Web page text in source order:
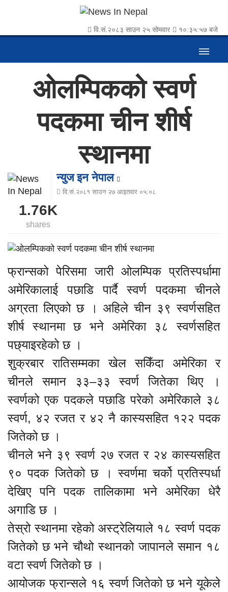
वि.सं.२०८३ साउन २५ सोमवार १०:३५:५८ बजे
ओलम्पिकको स्वर्ण
पदकमा चीन शीर्ष
स्थानमा
न्युज इन नेपाल
वि.सं.२०८१ साउन २७ आइतवार ०५:०८
1.76K
shares
फ्रान्सको पेरिसमा जारी ओलम्पिक प्रतिस्पर्धामा
अमेरिकालाई पछाडि पार्दै स्वर्ण पदकमा चीनले
अग्रता लिएको छ । अहिले चीन ३९ स्वर्णसहित
शीर्ष स्थानमा छ भने अमेरिका ३८ स्वर्णसहित
पछ्याइरहेको छ ।
शुक्रबार रातिसम्मका खेल सकिँदा अमेरिका र
चीनले समान ३३–३३ स्वर्ण जितेका थिए ।
स्वर्णको एक पदकले पछाडि परेको अमेरिकाले ३८
स्वर्ण, ४२ रजत र ४२ नै कास्यसहित १२२ पदक
जितेको छ ।
चीनले भने ३९ स्वर्ण २७ रजत र २४ कास्यसहित
९० पदक जितेको छ । स्वर्णमा चर्को प्रतिस्पर्धा
देखिए पनि पदक तालिकामा भने अमेरिका धेरै
अगाडि छ ।
तेस्रो स्थानमा रहेको अस्ट्रेलियाले १८ स्वर्ण पदक
जितेको छ भने चौथो स्थानको जापानले समान १८
वटा स्वर्ण जितेको छ ।
आयोजक फ्रान्सले १६ स्वर्ण जितेको छ भने यूकेले